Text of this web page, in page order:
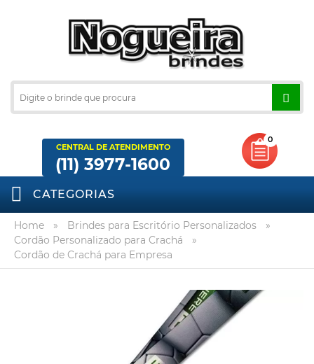
CENTRAL DE ATENDIMENTO
(11) 3977-1600
0
CATEGORIAS
Home » Brindes para Escritório Personalizados
»
Cordão Personalizado para Crachá
»
Cordão de Crachá para Empresa